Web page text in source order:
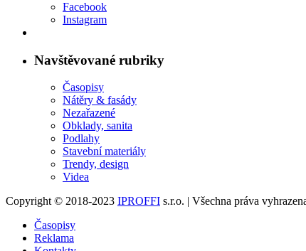
Facebook
Instagram
Navštěvované rubriky
Časopisy
Nátěry & fasády
Nezařazené
Obklady, sanita
Podlahy
Stavební materiály
Trendy, design
Videa
Copyright © 2018-2023 IPROFFI s.r.o. | Všechna práva
Časopisy
Reklama